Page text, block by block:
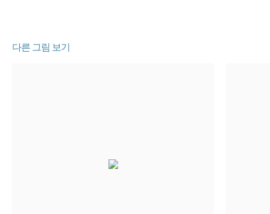
다른 그림 보기